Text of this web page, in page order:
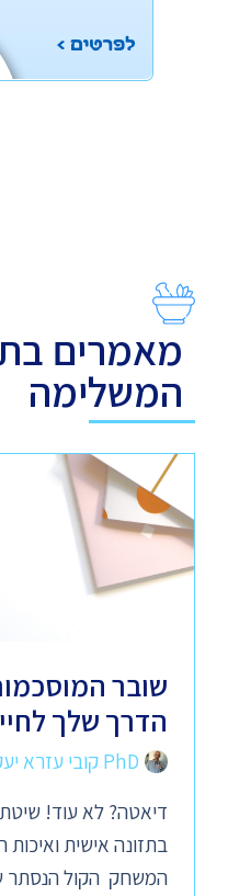
מאמרים
המשלימה
הדרך שלך
PhD קובי עזרא יעקב
בתזונה אישית
המשחק הקול הנסתר